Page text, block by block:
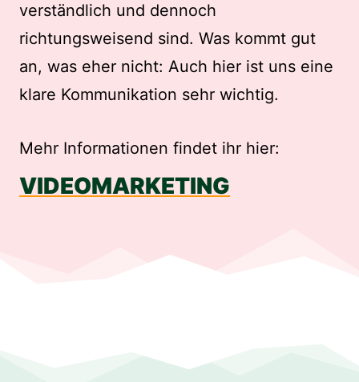
verständlich und dennoch
richtungsweisend sind. Was kommt gut
an, was eher nicht: Auch hier ist uns eine
klare Kommunikation sehr wichtig.
Mehr Informationen findet ihr hier:
VIDEOMARKETING